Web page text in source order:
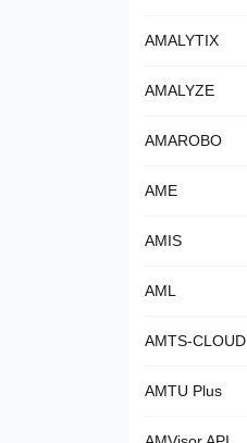
AMALYTIX
AMALYZE
AMAROBO
AME
AMIS
AML
AMTS-CLOUD
AMTU Plus